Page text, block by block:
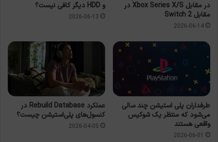
در مقابل Xbox Series X/S در
مقابل Switch 2
2026-06-14
و HDD دیگر کافی نیست؟
2026-06-13
طرفداران پلی استیشن چند سالی
می‌شود که منتظر یک شوکیس
واقعی هستند
2026-06-01
عملکرد Rebuild Database در
کنسول‌های پلی‌استیشن چیست؟
2026-04-05